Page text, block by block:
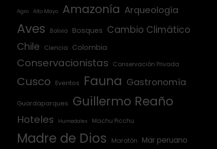
Agro Alto Mayo Amazonía Arqueología
Aves Bolivia Bosques Cambio Climático
Chile
Ciencia Colombia
Conservacionistas Conservación Privada
Cusco Eventos Fauna Gastronomía
Guardaparques Guillermo Reaño
Hoteles Humedales Machu Picchu
Madre de Dios Maratón Mar peruano